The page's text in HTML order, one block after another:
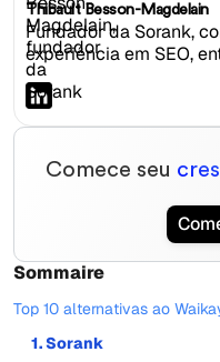
Thibault Besson-Magdelain
Fundador da Sorank,
experiência em SEO,
Comece seu
Sommaire
Top 10 alternativas ao
1. Sorank